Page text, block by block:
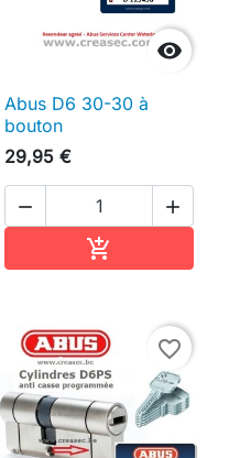

Abus D6 30-30 à
bouton
29,95 €
 

favorite_border